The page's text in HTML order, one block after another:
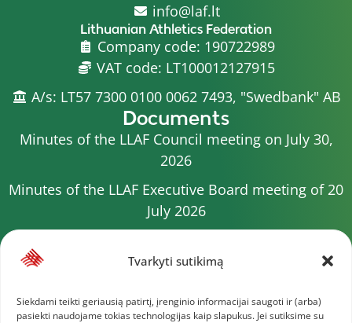
Tvarkyti sutikimą
Siekdami teikti geriausią patirtį, įrenginio informacijai saugoti ir (arba)
pasiekti naudojame tokias technologijas kaip slapukus. Jei sutiksime su
info@laf.lt
Lithuanian Athletics Federation
Company code: 190722989
VAT code: LT100012127915
A/s: LT57 7300 0100 0062 7493, "Swedbank" AB
Documents
Minutes of the LLAF Council meeting on July 30,
2026
Minutes of the LLAF Executive Board meeting of 20
July 2026
2026
Minutes of the LLAF Council meeting of 4 July 2026